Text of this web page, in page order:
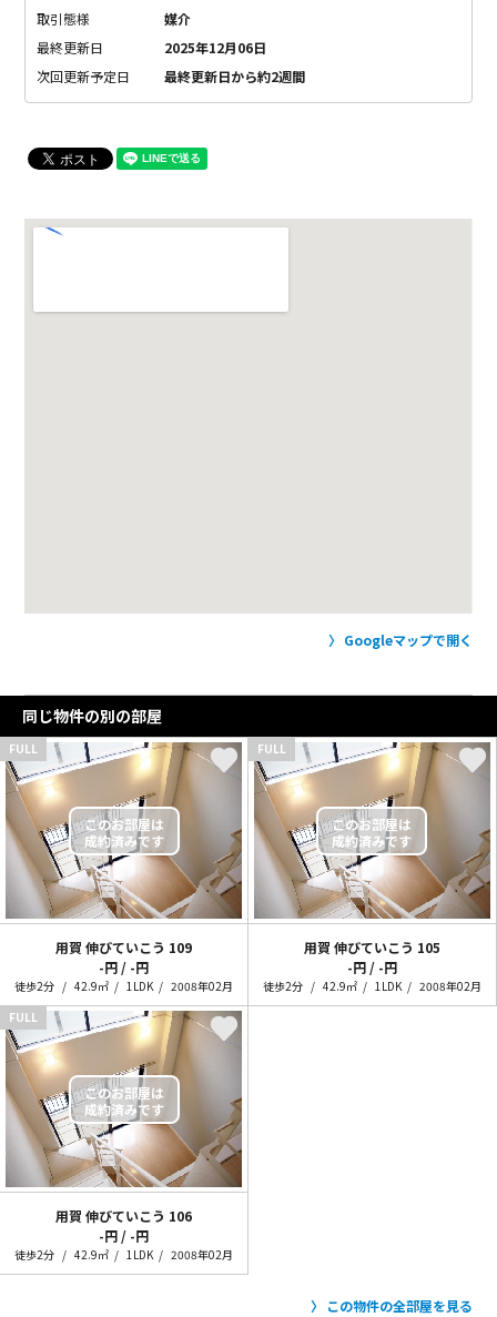
取引態様
媒介
最終更新日
2025年12月06日
次回更新予定日
最終更新日から約2週間
Googleマップで開く
同じ物件の別の部屋
FULL
用賀 伸びていこう 109
-円 / -円
徒歩2分 42.9㎡ 1LDK 2008年02月
FULL
用賀 伸びていこう 105
-円 / -円
徒歩2分 42.9㎡ 1LDK
2008年02月
FULL
用賀 伸びていこう 106
-円 / -円
徒歩2分 42.9㎡ 1LDK 2008年02月
この物件の全部屋を見る